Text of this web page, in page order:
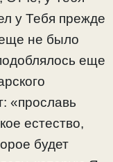
у Тебя прежде
не было
еще
«прославь
естество,
будет